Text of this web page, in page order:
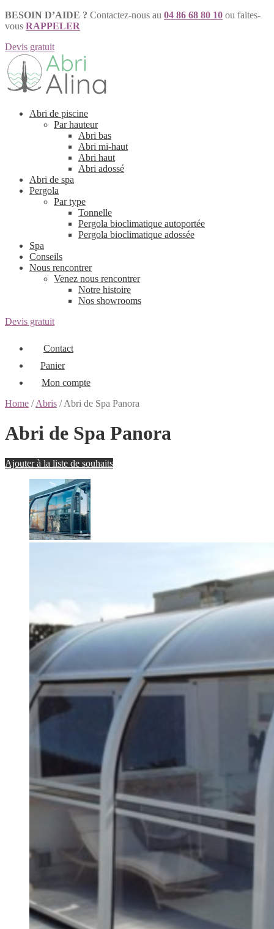
BESOIN D’AIDE ? Contactez-nous au 04 86 68 80 10 ou faites-
vous RAPPELER
Devis gratuit
Aller
à
la
navigation
Aller
au
contenu
Abri de piscine
Par hauteur
Abri bas
Abri mi-haut
Abri haut
Abri adossé
Abri de spa
Pergola
Par type
Tonnelle
Pergola bioclimatique autoportée
Pergola bioclimatique adossée
Spa
Conseils
Nous rencontrer
Venez nous rencontrer
Notre histoire
Nos showrooms
Devis gratuit
Contact
Panier
Mon compte
Home /Abris / Abri de Spa Panora
Abri de Spa Panora
Ajouter à la liste de souhaits